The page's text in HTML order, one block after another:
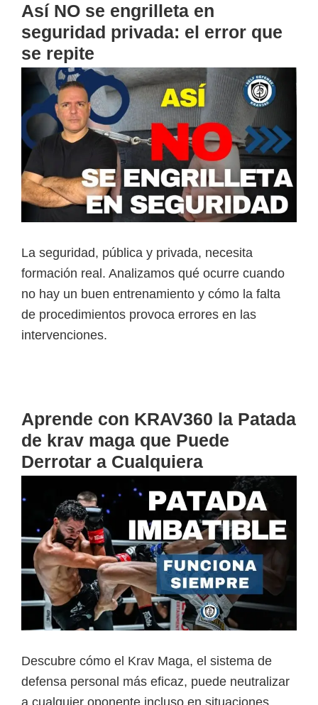
Así NO se engrilleta en
seguridad privada: el error que
se repite
La seguridad, pública y privada, necesita
formación real. Analizamos qué ocurre cuando
no hay un buen entrenamiento y cómo la falta
de procedimientos provoca errores en las
intervenciones.
Aprende con KRAV360 la Patada
de krav maga que Puede
Derrotar a Cualquiera
Descubre cómo el Krav Maga, el sistema de
defensa personal más eficaz, puede neutralizar